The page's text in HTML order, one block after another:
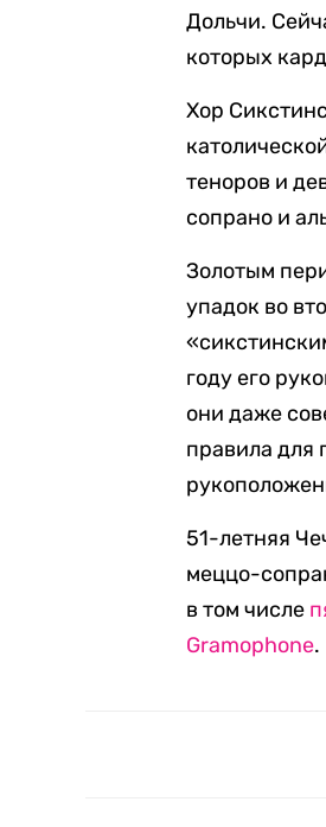
Дольчи.
которых
Хор
теноров и
сопрано и
Золотым
упадок во
году его
они даже
правила для
51-летняя
меццо-
в том числе
Gramophone.